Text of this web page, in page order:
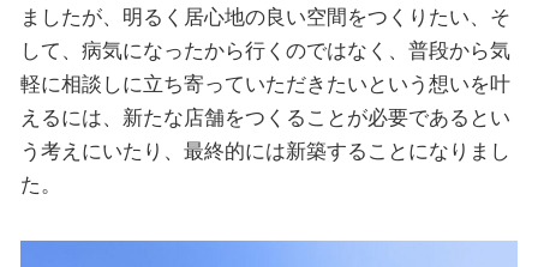
ましたが、明るく居心地の良い空間をつくりたい、そ
して、病気になったから行くのではなく、普段から気
軽に相談しに立ち寄っていただきたいという想いを叶
えるには、新たな店舗をつくることが必要であるとい
う考えにいたり、最終的には新築することになりまし
た。